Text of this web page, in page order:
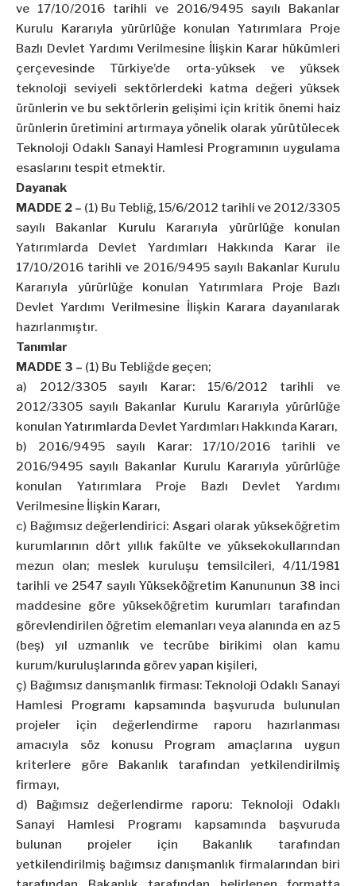
ve 17/10/2016 tarihli ve 2016/9495 sayılı Bakanlar
Kurulu Kararıyla yürürlüğe konulan Yatırımlara Proje
Bazlı Devlet Yardımı Verilmesine İlişkin Karar hükümleri
çerçevesinde Türkiye’de orta-yüksek ve yüksek
teknoloji seviyeli sektörlerdeki katma değeri yüksek
ürünlerin ve bu sektörlerin gelişimi için kritik önemi haiz
ürünlerin üretimini artırmaya yönelik olarak yürütülecek
Teknoloji Odaklı Sanayi Hamlesi Programının uygulama
esaslarını tespit etmektir.
Dayanak
MADDE 2 – (1) Bu Tebliğ, 15/6/2012 tarihli ve 2012/3305
sayılı Bakanlar Kurulu Kararıyla yürürlüğe konulan
Yatırımlarda Devlet Yardımları Hakkında Karar ile
17/10/2016 tarihli ve 2016/9495 sayılı Bakanlar Kurulu
Kararıyla yürürlüğe konulan Yatırımlara Proje Bazlı
Devlet Yardımı Verilmesine İlişkin Karara dayanılarak
hazırlanmıştır.
Tanımlar
MADDE 3 – (1) Bu Tebliğde geçen;
a) 2012/3305 sayılı Karar: 15/6/2012 tarihli ve
2012/3305 sayılı Bakanlar Kurulu Kararıyla yürürlüğe
konulan Yatırımlarda Devlet Yardımları Hakkında Kararı,
b) 2016/9495 sayılı Karar: 17/10/2016 tarihli ve
2016/9495 sayılı Bakanlar Kurulu Kararıyla yürürlüğe
konulan Yatırımlara Proje Bazlı Devlet Yardımı
Verilmesine İlişkin Kararı,
c) Bağımsız değerlendirici: Asgari olarak yükseköğretim
kurumlarının dört yıllık fakülte ve yüksekokullarından
mezun olan; meslek kuruluşu temsilcileri, 4/11/1981
tarihli ve 2547 sayılı Yükseköğretim Kanununun 38 inci
maddesine göre yükseköğretim kurumları tarafından
görevlendirilen öğretim elemanları veya alanında en az 5
(beş) yıl uzmanlık ve tecrübe birikimi olan kamu
kurum/kuruluşlarında görev yapan kişileri,
ç) Bağımsız danışmanlık firması: Teknoloji Odaklı Sanayi
Hamlesi Programı kapsamında başvuruda bulunulan
projeler için değerlendirme raporu hazırlanması
amacıyla söz konusu Program amaçlarına uygun
kriterlere göre Bakanlık tarafından yetkilendirilmiş
firmayı,
d) Bağımsız değerlendirme raporu: Teknoloji Odaklı
Sanayi Hamlesi Programı kapsamında başvuruda
bulunan projeler için Bakanlık tarafından
yetkilendirilmiş bağımsız danışmanlık firmalarından biri